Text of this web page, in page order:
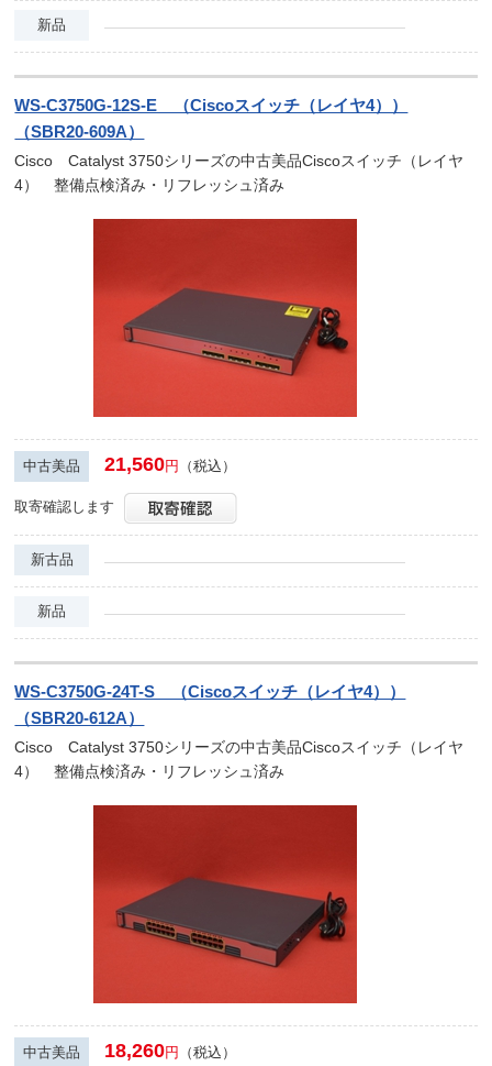
新品
WS-C3750G-12S-E （Ciscoスイッチ（レイヤ4））
（SBR20-609A）
Cisco Catalyst 3750シリーズの中古美品Ciscoスイッチ（レイヤ
4） 整備点検済み・リフレッシュ済み
中古美品 21,560円 （税込）
取寄確認します
新古品
新品
WS-C3750G-24T-S （Ciscoスイッチ（レイヤ4））
（SBR20-612A）
Cisco Catalyst 3750シリーズの中古美品Ciscoスイッチ（レイヤ
4） 整備点検済み・リフレッシュ済み
中古美品 18,260円 （税込）